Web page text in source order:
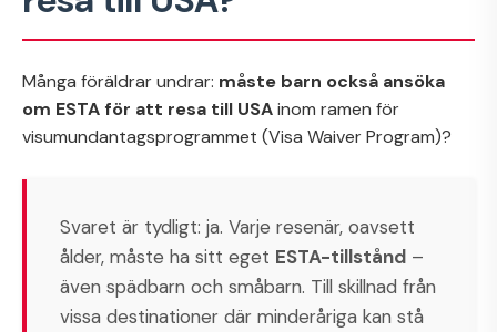
Många föräldrar undrar: måste barn också ansöka
om ESTA för att resa till USAinom ramen för
visumundantagsprogrammet (Visa Waiver Program)?
Svaret är tydligt: ja. Varje resenär, oavsett
ålder, måste ha sitt eget ESTA-tillstånd –
även spädbarn och småbarn. Till skillnad från
vissa destinationer där minderåriga kan stå